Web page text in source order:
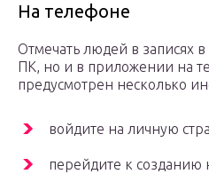
На телефоне
Отмечать людей в записях
ПК, но и в приложении на
предусмотрен несколько
войдите на личную
перейдите к созданию